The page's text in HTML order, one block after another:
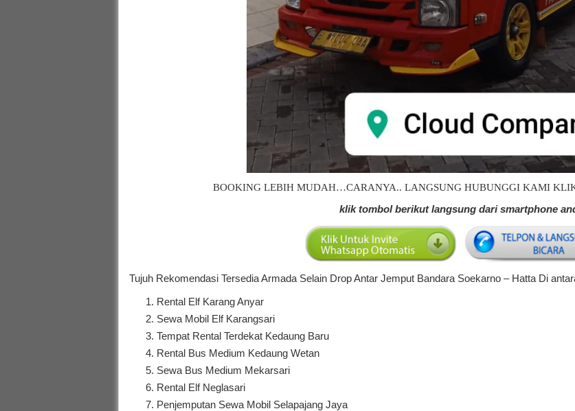
BOOKING LEBIH MUDAH…CARANYA.. LANGSUNG HUBUNGGI KAMI
klik tombol berikut langsung dari smartphone
Tujuh Rekomendasi Tersedia Armada Selain Drop Antar Jemput Bandara Soekarno – Hatta Di
Rental Elf Karang Anyar
Sewa Mobil Elf Karangsari
Tempat Rental Terdekat Kedaung Baru
Rental Bus Medium Kedaung Wetan
Sewa Bus Medium Mekarsari
Rental Elf Neglasari
Penjemputan Sewa Mobil Selapajang Jaya